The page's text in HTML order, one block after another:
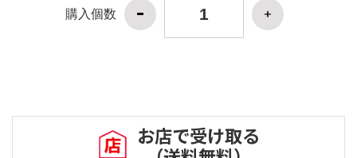
購入個数
お店で受け取る